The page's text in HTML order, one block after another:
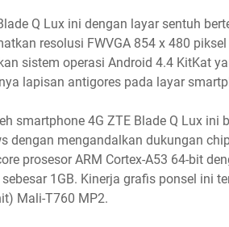
Q Lux ini dengan layar sentuh
resolusi FWVGA 854 x 480
sistem operasi Android 4.4 KitKat
lapisan antigores pada layar
smartphone 4G ZTE Blade Q Lux ini
dengan mengandalkan dukungan
prosesor ARM Cortex-A53 64-bit
1GB. Kinerja grafis ponsel ini
Mali-T760 MP2.